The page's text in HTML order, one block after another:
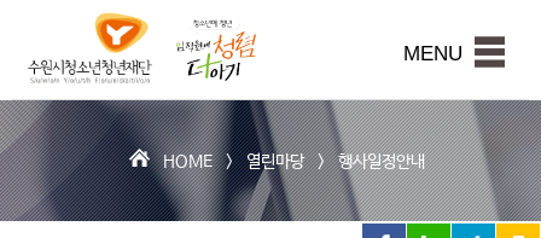
본문내용 바로가기
시
청
소
년
청
년
재
단
MENU
HOME >열린마당>행사일정안내